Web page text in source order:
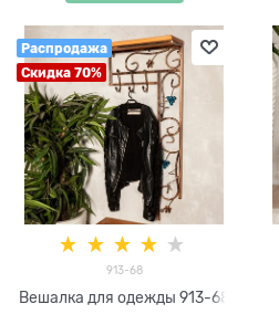
Распродажа
Скидка 70%
913-68
Вешалка для одежды 913-68